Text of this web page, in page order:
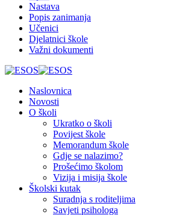
Nastava
Popis zanimanja
Učenici
Djelatnici škole
Važni dokumenti
Naslovnica
Novosti
O školi
Ukratko o školi
Povijest škole
Memorandum škole
Gdje se nalazimo?
Prošećimo školom
Vizija i misija škole
Školski kutak
Suradnja s roditeljima
Savjeti psihologa